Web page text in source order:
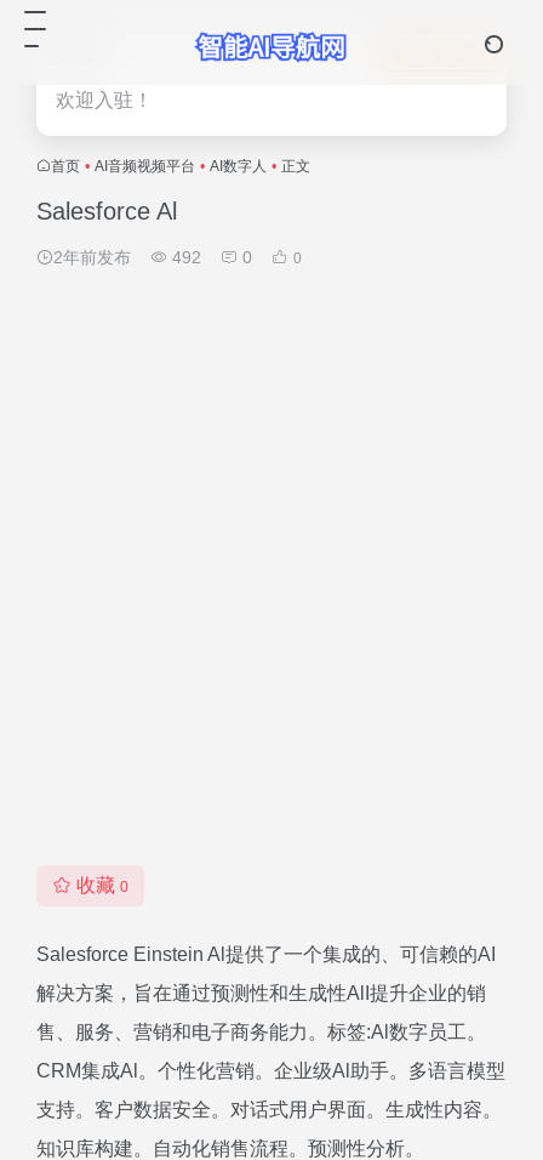
欢迎入驻！
首页 • AI音频视频平台 • AI数字人 • 正文
Salesforce Al
2年前发布 492 0 0
收藏 0
Salesforce Einstein Al提供了一个集成的、可信赖的AI
解决方案，旨在通过预测性和生成性AlI提升企业的销
售、服务、营销和电子商务能力。标签:Al数字员工。
CRM集成Al。个性化营销。企业级Al助手。多语言模型
支持。客户数据安全。对话式用户界面。生成性内容。
知识库构建。自动化销售流程。预测性分析。